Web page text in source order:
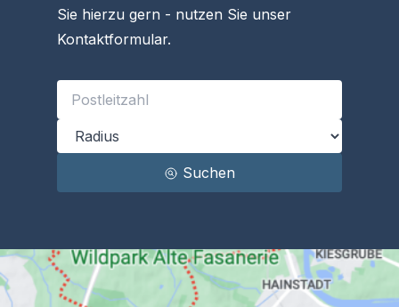
Sie hierzu gern - nutzen Sie unser
Kontaktformular.
Suchen